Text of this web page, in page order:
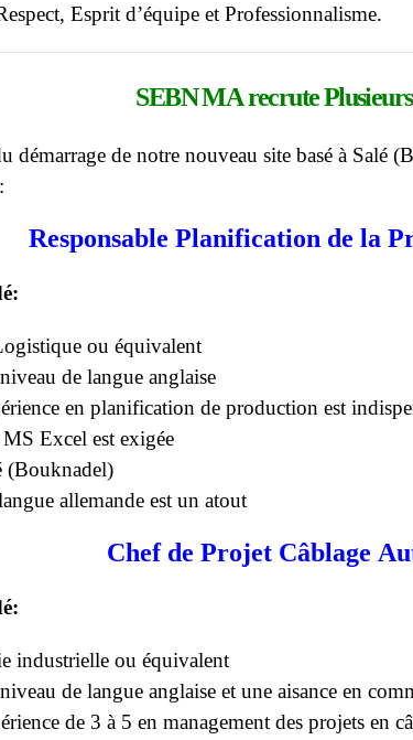
Esprit d’équipe et Professionnalisme.
SEBN MArecrute
démarrage de notre nouveau site basé à Salé
Responsable Planification de la
ou équivalent
de langue anglaise
en planification de production est
Excel est exigée
(Bouknadel)
allemande est un atout
Chef de Projet Câblage
industrielle ou équivalent
de langue anglaise et une aisance en
de 3 à 5 en management des projets en